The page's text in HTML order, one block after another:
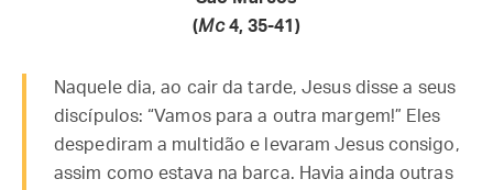
(Mc4, 35-41)
Naquele dia, ao cair da tarde, Jesus disse a seus
discípulos: “Vamos para a outra margem!” Eles
despediram a multidão e levaram Jesus consigo,
assim como estava na barca. Havia ainda outras